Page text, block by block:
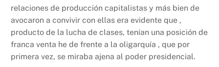
relaciones de producción capitalistas y más bien de
avocaron a convivir con ellas era evidente que ,
producto de la lucha de clases, tenían una posición de
franca venta he de frente a la oligarquía , que por
primera vez, se miraba ajena al poder presidencial.